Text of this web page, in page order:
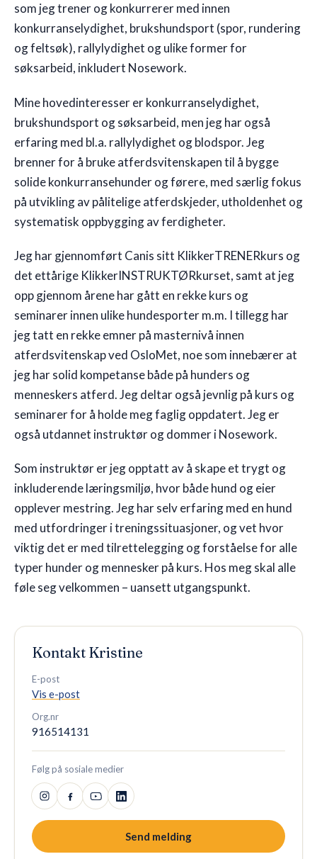
som jeg trener og konkurrerer med innen
konkurranselydighet, brukshundsport (spor, rundering
og feltsøk), rallylydighet og ulike former for
søksarbeid, inkludert Nosework.
Mine hovedinteresser er konkurranselydighet,
brukshundsport og søksarbeid, men jeg har også
erfaring med bl.a. rallylydighet og blodspor. Jeg
brenner for å bruke atferdsvitenskapen til å bygge
solide konkurransehunder og førere, med særlig fokus
på utvikling av pålitelige atferdskjeder, utholdenhet og
systematisk oppbygging av ferdigheter.
Jeg har gjennomført Canis sitt KlikkerTRENERkurs og
det ettårige KlikkerINSTRUKTØRkurset, samt at jeg
opp gjennom årene har gått en rekke kurs og
seminarer innen ulike hundesporter m.m. I tillegg har
jeg tatt en rekke emner på masternivå innen
atferdsvitenskap ved OsloMet, noe som innebærer at
jeg har solid kompetanse både på hunders og
menneskers atferd. Jeg deltar også jevnlig på kurs og
seminarer for å holde meg faglig oppdatert. Jeg er
også utdannet instruktør og dommer i Nosework.
Som instruktør er jeg opptatt av å skape et trygt og
inkluderende læringsmiljø, hvor både hund og eier
opplever mestring. Jeg har selv erfaring med en hund
med utfordringer i treningssituasjoner, og vet hvor
viktig det er med tilrettelegging og forståelse for alle
typer hunder og mennesker på kurs. Hos meg skal alle
føle seg velkommen – uansett utgangspunkt.
Kontakt Kristine
E-post
Vis e-post
Org.nr
916514131
Følg på sosiale medier
Send melding